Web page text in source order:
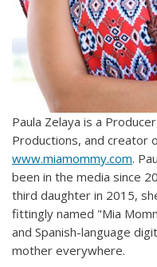
Paula Zelaya is a
Productions, and creator
www.miamommy.com.
been in the media since
third daughter in 2015,
fittingly named "Mia
and Spanish-language
mother everywhere.